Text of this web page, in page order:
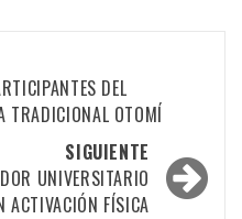
DEL
TRADICIONAL OTOMÍ
SIGUIENTE
UNIVERSITARIO
ACTIVACIÓN FÍSICA